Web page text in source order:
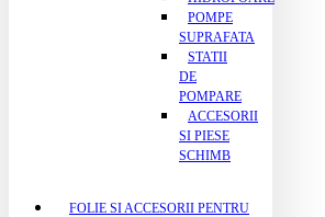
POMPE
SUPRAFATA
STATII
DE
POMPARE
ACCESORII
SI PIESE
SCHIMB
FOLIE SI ACCESORII PENTRU